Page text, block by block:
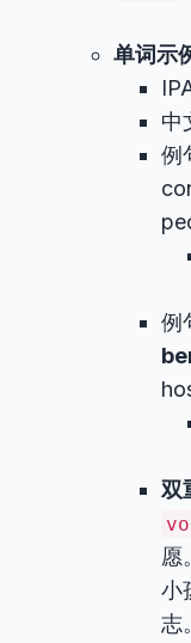
单词示
中
例
例
双
愿
小
志。